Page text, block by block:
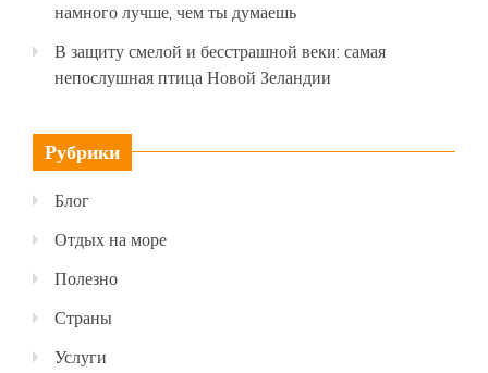
намного лучше, чем ты думаешь
В защиту смелой и бесстрашной веки: самая
непослушная птица Новой Зеландии
Рубрики
Блог
Отдых на море
Полезно
Страны
Услуги